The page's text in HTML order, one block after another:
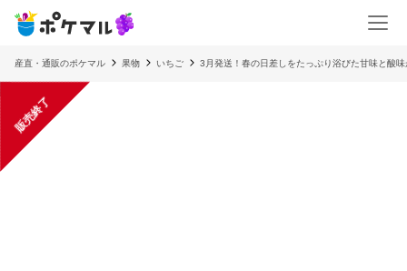
産直・通販のポケマル 果物 いちご 3月発送！春の日差しをたっぷり浴びた甘味と酸
販売終了